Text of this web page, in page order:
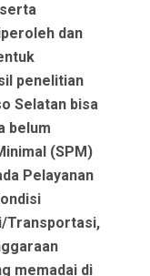
dan
penelitian
Selatan bisa
belum
(SPM)
Pelayanan
Transportasi,
memadai di